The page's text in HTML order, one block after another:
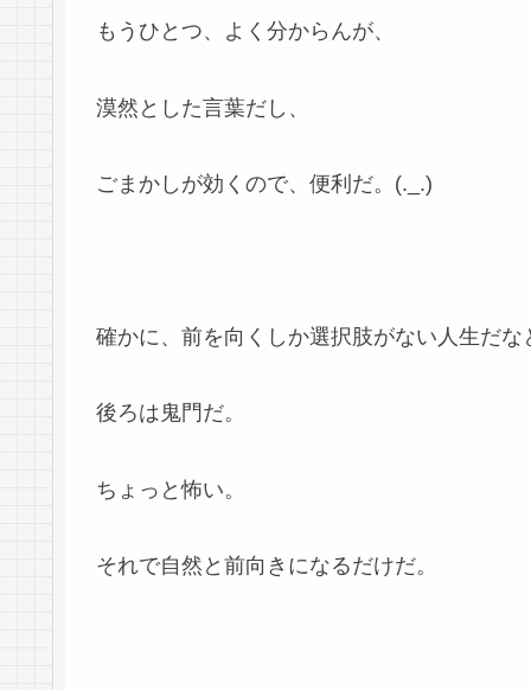
もうひとつ、よく分からんが、
漠然とした言葉だし、
ごまかしが効くので、便利だ。(._.)
確かに、前を向くしか選択肢がない人生だな
後ろは鬼門だ。
ちょっと怖い。
それで自然と前向きになるだけだ。